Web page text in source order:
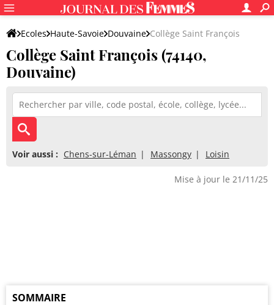
Ecoles Haute-Savoie Douvaine Collège Saint François
Collège Saint François (74140,
Douvaine)
Voir aussi : Chens-sur-Léman Massongy Loisin
Mise à jour le 21/11/25
SOMMAIRE